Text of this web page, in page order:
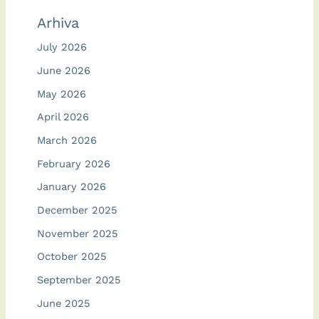
Arhiva
July 2026
June 2026
May 2026
April 2026
March 2026
February 2026
January 2026
December 2025
November 2025
October 2025
September 2025
June 2025